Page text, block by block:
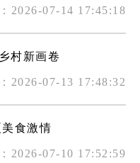
2026-07-14 17:45:18
村新画卷
2026-07-13 17:48:32
食激情
2026-07-10 17:52:59